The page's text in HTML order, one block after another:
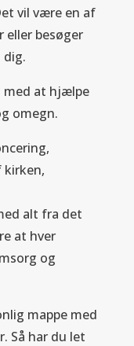
vil være en af
eller besøger
dig.
med at hjælpe
omegn.
alt fra det
at hver
og
mappe med
Så har du let